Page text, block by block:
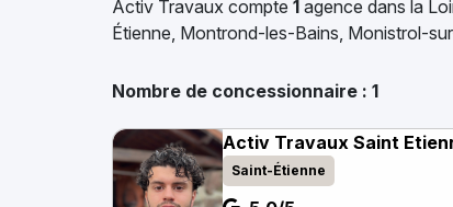
Activ Travaux compte 1 agence dans la
Étienne, Montrond-les-Bains, Monistrol-
Nombre de concessionnaire : 1
Activ Travaux Saint
Saint-Étienne